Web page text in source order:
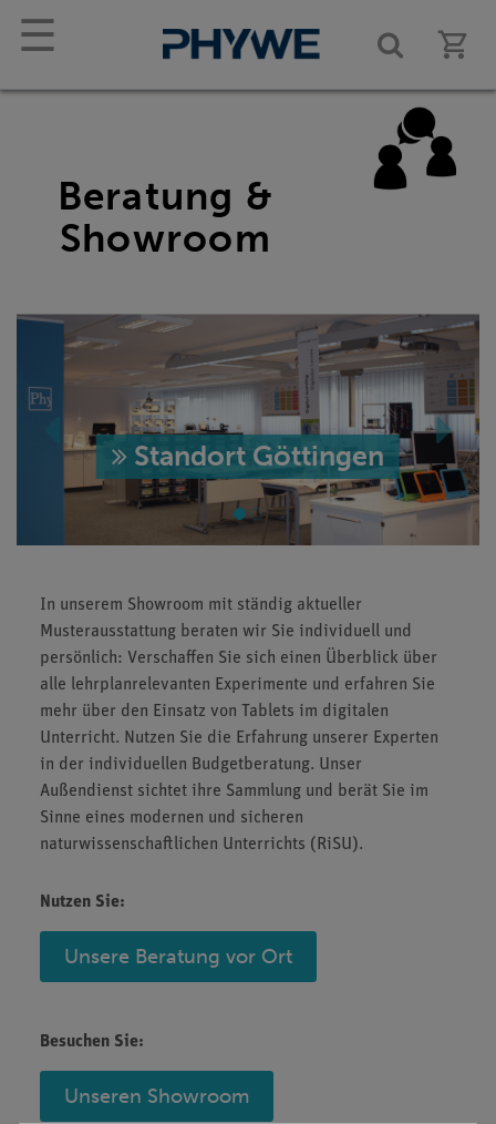
☰
Beratung &
Showroom
Standort Göttingen
In unserem Showroom mit ständig aktueller
Musterausstattung beraten wir Sie individuell und
persönlich: Verschaffen Sie sich einen Überblick über
alle lehrplanrelevanten Experimente und erfahren Sie
mehr über den Einsatz von Tablets im digitalen
Unterricht. Nutzen Sie die Erfahrung unserer Experten
in der individuellen Budgetberatung. Unser
Außendienst sichtet ihre Sammlung und berät Sie im
Sinne eines modernen und sicheren
naturwissenschaftlichen Unterrichts (RiSU).
Nutzen Sie:
Unsere Beratung vor Ort
Besuchen Sie:
Unseren Showroom